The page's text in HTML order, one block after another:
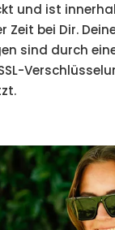
und ist
Zeit bei Dir.
sind durch